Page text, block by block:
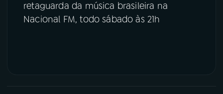
retaguarda da música brasileira na
Nacional FM, todo sábado às 21h